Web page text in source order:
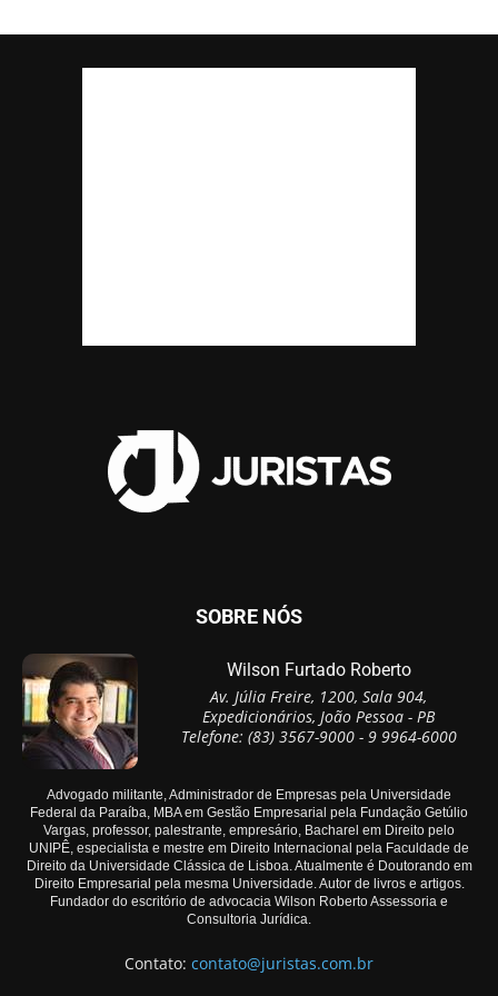
SOBRE NÓS
Wilson Furtado Roberto
Av. Júlia Freire, 1200, Sala 904,
Expedicionários, João Pessoa - PB
Telefone: (83) 3567-9000 - 9 9964-6000
Advogado militante, Administrador de Empresas pela Universidade
Federal da Paraíba, MBA em Gestão Empresarial pela Fundação Getúlio
Vargas, professor, palestrante, empresário, Bacharel em Direito pelo
UNIPÊ, especialista e mestre em Direito Internacional pela Faculdade de
Direito da Universidade Clássica de Lisboa. Atualmente é Doutorando em
Direito Empresarial pela mesma Universidade. Autor de livros e artigos.
Fundador do escritório de advocacia Wilson Roberto Assessoria e
Consultoria Jurídica.
Contato: contato@juristas.com.br